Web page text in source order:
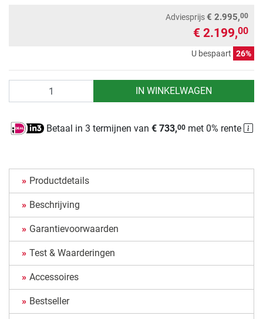
Adviesprijs€ 2.995,00
€ 2.199,00
U bespaart 26%
IN WINKELWAGEN
Betaal in 3 termijnen van € 733,00 met 0% rente
Productdetails
Beschrijving
Garantievoorwaarden
Test & Waarderingen
Accessoires
Bestseller